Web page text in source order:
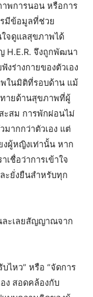
พการนอน หรือการ
มีข้อมูลที่ช่วย
จดูแลสุขภาพได้
H.E.R. จึงถูกพัฒนา
ร่างกายของตัวเอง
ในมิติที่รอบด้าน แม้
ายด้านสุขภาพที่ผู้
ะสม การพักผ่อนไม่
ากกว่าตัวเอง แต่
งผู้หญิงเท่านั้น หาก
เชื่อว่าการเข้าใจ
ะยั่งยืนสำหรับทุก
ละเลยสัญญาณจาก
ไหว” หรือ “จัดการ
ง สอดคล้องกับ